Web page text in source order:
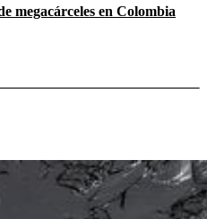
megacárceles en Colombia